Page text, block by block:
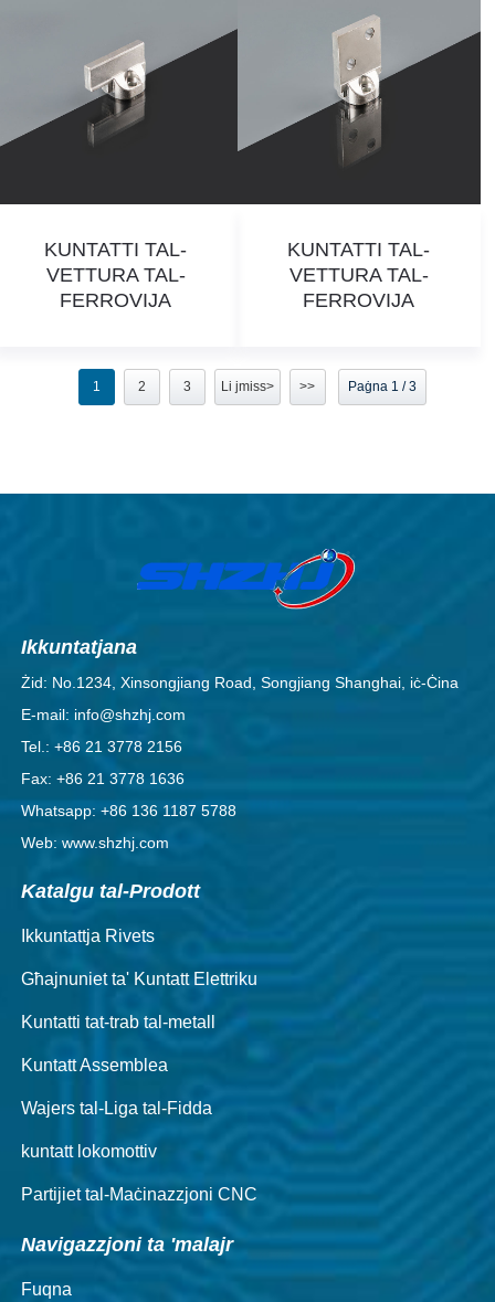
KUNTATTI TAL-
VETTURA TAL-
FERROVIJA
KUNTATTI TAL-
VETTURA TAL-
FERROVIJA
1 2 3 Li jmiss> >> Paġna 1 / 3
Ikkuntatjana
Żid: No.1234, Xinsongjiang Road, Songjiang Shanghai, iċ-Ċina
E-mail: info@shzhj.com
Tel.: +86 21 3778 2156
Fax: +86 21 3778 1636
Whatsapp: +86 136 1187 5788
Web: www.shzhj.com
Katalgu tal-Prodott
Ikkuntattja Rivets
Għajnuniet ta' Kuntatt Elettriku
Kuntatti tat-trab tal-metall
Kuntatt Assemblea
Wajers tal-Liga tal-Fidda
kuntatt lokomottiv
Partijiet tal-Maċinazzjoni CNC
Navigazzjoni ta 'malajr
Fuqna